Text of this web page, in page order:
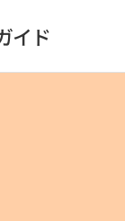
イド